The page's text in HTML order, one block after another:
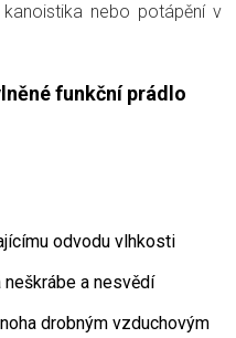
nebo potápění v
funkční prádlo
odvodu vlhkosti
neškrábe a nesvědí
drobným vzduchovým